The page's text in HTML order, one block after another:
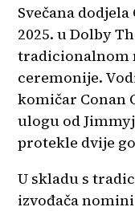
Svečana
2025. u Dolby
tradicionalnom
ceremonije.
komičar Conan
ulogu od
protekle dvije
U skladu s
izvođača